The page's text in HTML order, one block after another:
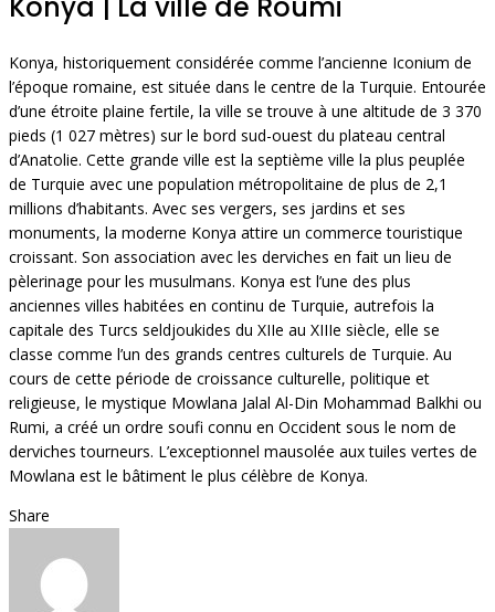
Konya | La ville de Roumi
Konya, historiquement considérée comme l’ancienne Iconium de
l’époque romaine, est située dans le centre de la Turquie. Entourée
d’une étroite plaine fertile, la ville se trouve à une altitude de 3 370
pieds (1 027 mètres) sur le bord sud-ouest du plateau central
d’Anatolie. Cette grande ville est la septième ville la plus peuplée
de Turquie avec une population métropolitaine de plus de 2,1
millions d’habitants. Avec ses vergers, ses jardins et ses
monuments, la moderne Konya attire un commerce touristique
croissant. Son association avec les derviches en fait un lieu de
pèlerinage pour les musulmans. Konya est l’une des plus
anciennes villes habitées en continu de Turquie, autrefois la
capitale des Turcs seldjoukides du XIIe au XIIIe siècle, elle se
classe comme l’un des grands centres culturels de Turquie. Au
cours de cette période de croissance culturelle, politique et
religieuse, le mystique Mowlana Jalal Al-Din Mohammad Balkhi ou
Rumi, a créé un ordre soufi connu en Occident sous le nom de
derviches tourneurs. L’exceptionnel mausolée aux tuiles vertes de
Mowlana est le bâtiment le plus célèbre de Konya.
Share